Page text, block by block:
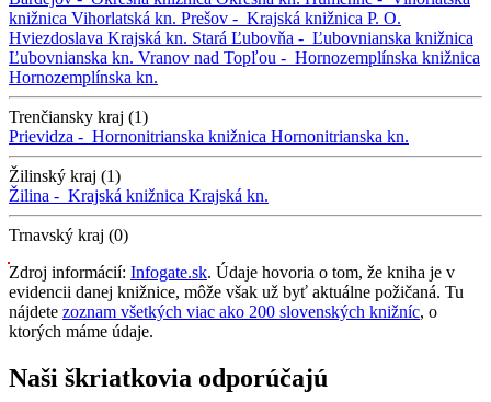
knižnica Vihorlatská kn. Prešov - Krajská knižnica P. O.
Hviezdoslava Krajská kn. Stará Ľubovňa - Ľubovnianska knižnica
Ľubovnianska kn. Vranov nad Topľou - Hornozemplínska knižnica
Hornozemplínska kn.
Trenčiansky kraj (1)
Prievidza - Hornonitrianska knižnica Hornonitrianska kn.
Žilinský kraj (1)
Žilina - Krajská knižnica Krajská kn.
Trnavský kraj (0)
Zdroj informácií: Infogate.sk. Údaje hovoria o tom, že kniha je v
evidencii danej knižnice, môže však už byť aktuálne požičaná. Tu
nájdete zoznam všetkých viac ako 200 slovenských knižníc, o
ktorých máme údaje.
Naši škriatkovia odporúčajú